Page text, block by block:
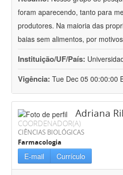
foram aparecendo, tanto para
produtores. Na maioria das
baias sem alimentos, por
Instituição/UF/País:
Vigência: Tue Dec 05 00:00:00
Adriana
COORDENADOR(A)
CIÊNCIAS BIOLÓGICAS
Farmacologia
E-mail Currículo